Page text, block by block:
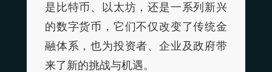
是比特币、以太坊，还是一系列新兴
的数字货币，它们不仅改变了传统金
融体系，也为投资者、企业及政府带
来了新的挑战与机遇。